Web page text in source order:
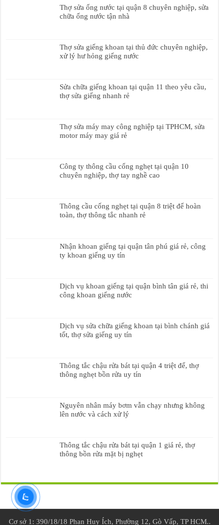
Thợ sửa ống nước tại quận 8 chuyên nghiệp, sửa
chữa ống nước tận nhà
Thợ sửa giếng khoan tại thủ đức chuyên nghiệp,
xử lý hư hỏng giếng nước
Sửa chữa giếng khoan tại quận 11 theo yêu cầu,
thợ sửa giếng nhanh rẻ
Thợ sửa máy may công nghiệp tại TPHCM, sửa
motor máy may giá rẻ
Công ty thông cầu cống nghẹt tại quận 10
chuyên nghiệp, thợ tay nghề cao
Thông cầu cống nghẹt tại quận 8 triệt để hoàn
toàn, thợ thông tắc nhanh rẻ
Nhận khoan giếng tại quận tân phú giá rẻ, công
ty khoan giếng uy tín
Dịch vụ khoan giếng tại quận bình tân giá rẻ, thi
công khoan giếng nước
Dịch vụ sửa chữa giếng khoan tại bình chánh giá
tốt, thợ sửa giếng uy tín
Thông tắc chậu rửa bát tại quận 4 triệt để, thợ
thông nghẹt bồn rửa uy tín
Nguyên nhân máy bơm vẫn chạy nhưng không
lên nước và cách xử lý
Thông tắc chậu rửa bát tại quận 1 giá rẻ, thợ
thông bồn rửa mặt bị nghẹt
Cơ sở 1: 390/18/18 Phan Huy Ích, Phường 12, Gò Vấp, TP HCM..